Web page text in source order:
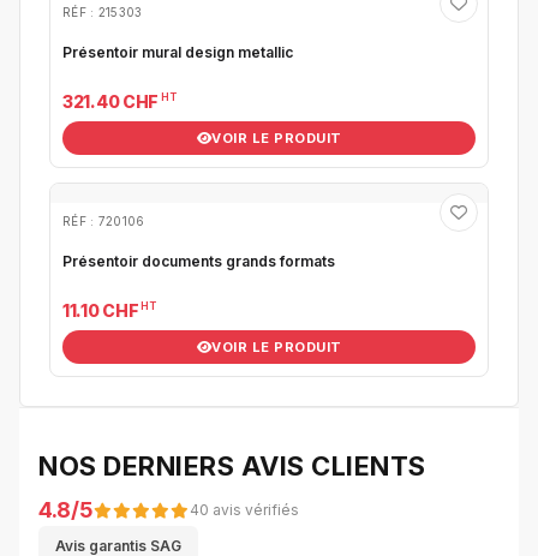
RÉF : 215303
Présentoir mural design metallic
321.40 CHF HT
VOIR LE PRODUIT
RÉF : 720106
Présentoir documents grands formats
11.10 CHF HT
VOIR LE PRODUIT
NOS DERNIERS AVIS CLIENTS
4.8/5 40 avis vérifiés
Avis garantis SAG